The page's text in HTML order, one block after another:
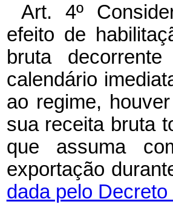
Art. 4º
efeito de
bruta
calendário
ao regime,
sua receita bruta
que assuma
exportação
dada pelo